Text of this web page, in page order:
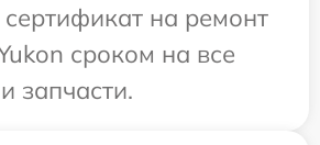
на ремонт
сроком на все
запчасти.